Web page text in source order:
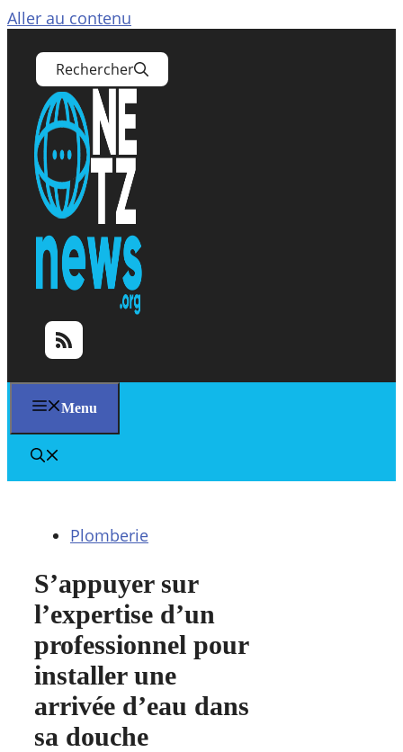
Aller au contenu
Rechercher
Menu
Plomberie
S’appuyer sur
l’expertise d’un
professionnel pour
installer une
arrivée d’eau dans
sa douche